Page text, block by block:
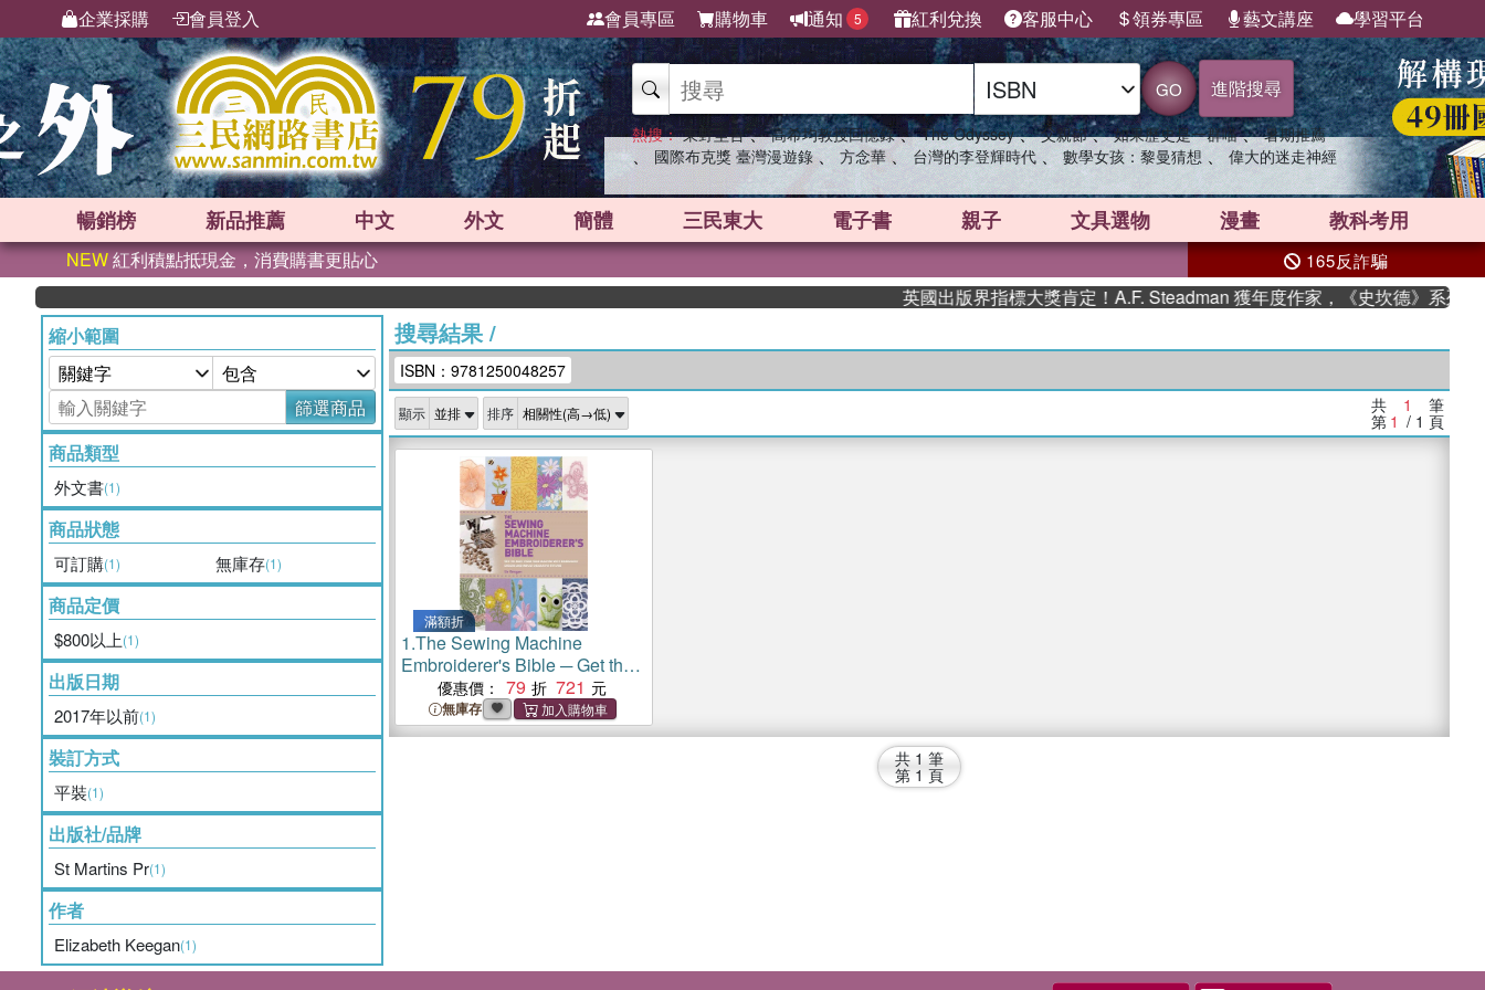
企業採購 會員登入 會員專區 購物車 通知 5 紅利兌換 客服中心 領券專區 藝文講座 學習平台
GO 進階搜尋
熱搜： 東野圭吾 、 高希均教授回憶錄 、 The Odyssey 、 父親節 、 如果歷史是一群喵 、 暑期推薦
、 國際布克獎 臺灣漫遊錄 、 方念華 、 台灣的李登輝時代 、 數學女孩：黎曼猜想 、 偉大的迷走神經
暢銷榜 新品推薦 中文 外文 簡體 三民東大 電子書 親子 文具選物 漫畫 教科考用
NEW紅利積點抵現金，消費購書更貼心 165反詐騙
英國出版界指標大獎肯定！A.F. Steadman 獲年度作家，《史坎德》系列帶你
縮小範圍
篩選商品
商品類型
外文書(1)
商品狀態
可訂購(1) 無庫存(1)
商品定價
$800以上(1)
出版日期
2017年以前(1)
裝訂方式
平裝(1)
出版社/品牌
St Martins Pr(1)
作者
Elizabeth Keegan(1)
搜尋結果/
ISBN：9781250048257
顯示 排序 共 1 筆
第 1 / 1 頁
滿額折
1.The Sewing Machine
Embroiderer's Bible ─ Get the
Most from Your Machine With
Embroidery Designs and
Inbuilt Decorative Stitches
優惠價： 79 721
無庫存
共 1 筆
第 1 頁